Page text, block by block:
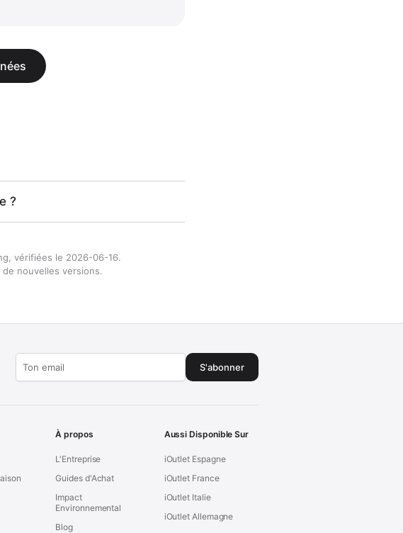
?
vérifiées le 2026-06-16.
nouvelles versions.
S'abonner
À propos
L'Entreprise
Guides d'Achat
Impact
Environnemental
Blog
Aussi Disponible Sur
iOutlet Espagne
iOutlet France
iOutlet Italie
iOutlet Allemagne